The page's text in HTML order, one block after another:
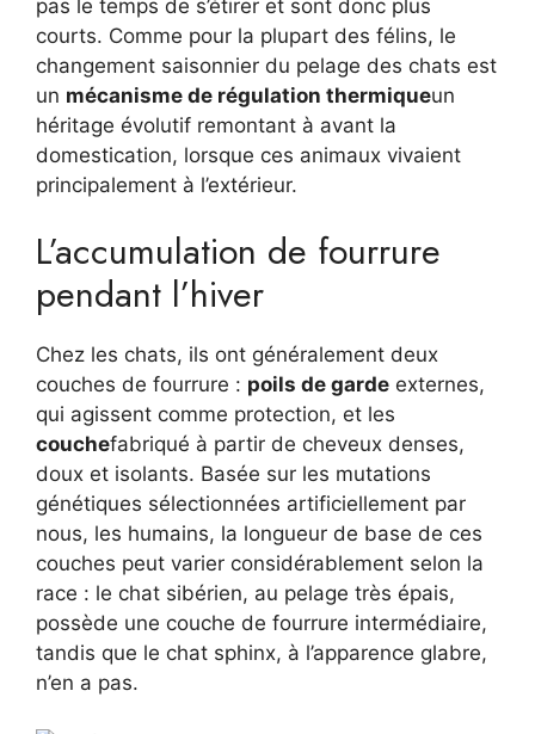
pas le temps de s’étirer et sont donc plus
courts. Comme pour la plupart des félins, le
changement saisonnier du pelage des chats est
un mécanisme de régulation thermiqueun
héritage évolutif remontant à avant la
domestication, lorsque ces animaux vivaient
principalement à l’extérieur.
L’accumulation de fourrure
pendant l’hiver
Chez les chats, ils ont généralement deux
couches de fourrure : poils de garde externes,
qui agissent comme protection, et les
couchefabriqué à partir de cheveux denses,
doux et isolants. Basée sur les mutations
génétiques sélectionnées artificiellement par
nous, les humains, la longueur de base de ces
couches peut varier considérablement selon la
race : le chat sibérien, au pelage très épais,
possède une couche de fourrure intermédiaire,
tandis que le chat sphinx, à l’apparence glabre,
n’en a pas.